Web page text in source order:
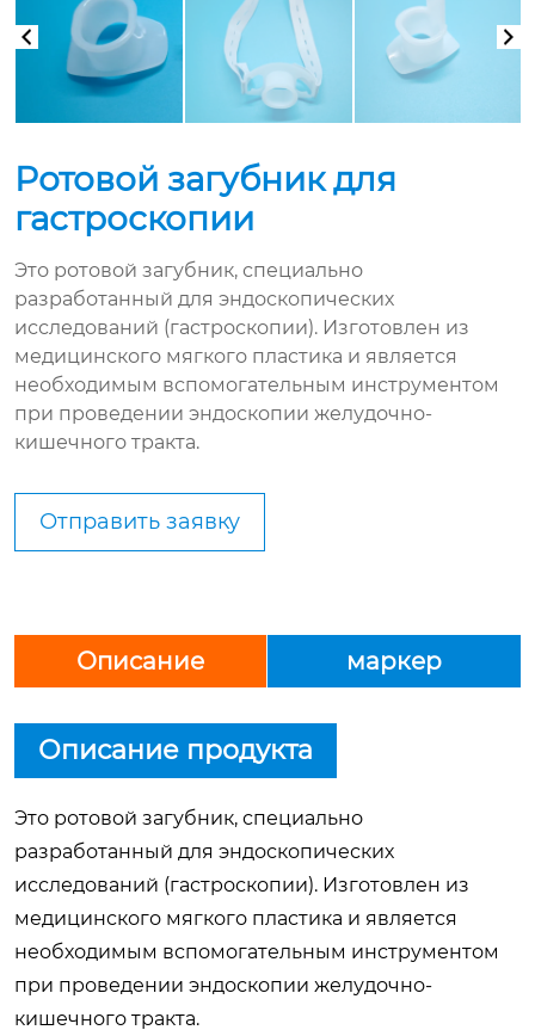
Ротовой загубник для
гастроскопии
Это ротовой загубник, специально
разработанный для эндоскопических
исследований (гастроскопии). Изготовлен из
медицинского мягкого пластика и является
необходимым вспомогательным инструментом
при проведении эндоскопии желудочно-
кишечного тракта.
Отправить заявку
Описание маркер
Описание продукта
Это ротовой загубник, специально
разработанный для эндоскопических
исследований (гастроскопии). Изготовлен из
медицинского мягкого пластика и является
необходимым вспомогательным инструментом
при проведении эндоскопии желудочно-
кишечного тракта.